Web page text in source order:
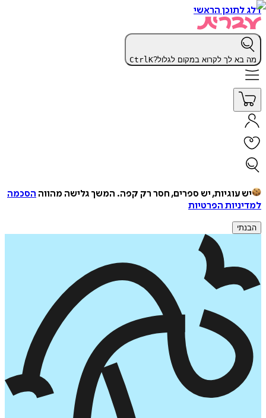
דלג לתוכן הראשי
מה בא לך לקרוא במקום לגלול? CtrlK
יש עוגיות, יש ספרים, חסר רק קפה. המשך גלישה מהווה הסכמה
למדיניות הפרטיות
הבנתי